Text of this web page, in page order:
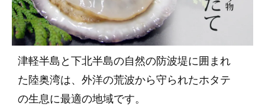
津軽半島と下北半島の自然の防波堤に囲まれ
た陸奥湾は、外洋の荒波から守られたホタテ
の生息に最適の地域です。